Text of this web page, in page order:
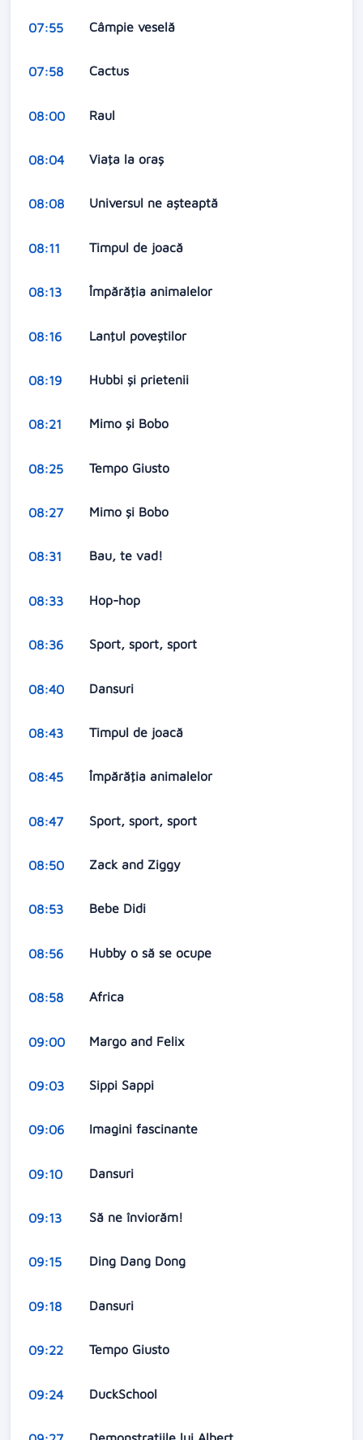
07:55 Câmpie veselă
07:58 Cactus
08:00 Raul
08:04 Viaţa la oraş
08:08 Universul ne aşteaptă
08:11 Timpul de joacă
08:13 Împărăţia animalelor
08:16 Lanţul poveştilor
08:19 Hubbi şi prietenii
08:21 Mimo şi Bobo
08:25 Tempo Giusto
08:27 Mimo şi Bobo
08:31 Bau, te vad!
08:33 Hop-hop
08:36 Sport, sport, sport
08:40 Dansuri
08:43 Timpul de joacă
08:45 Împărăţia animalelor
08:47 Sport, sport, sport
08:50 Zack and Ziggy
08:53 Bebe Didi
08:56 Hubby o să se ocupe
08:58 Africa
09:00 Margo and Felix
09:03 Sippi Sappi
09:06 Imagini fascinante
09:10 Dansuri
09:13 Să ne înviorăm!
09:15 Ding Dang Dong
09:18 Dansuri
09:22 Tempo Giusto
09:24 DuckSchool